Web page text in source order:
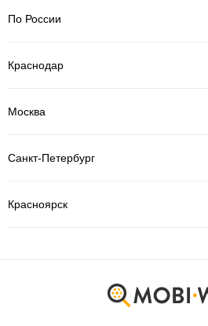
По России
Краснодар
Москва
Санкт-Петербург
Красноярск